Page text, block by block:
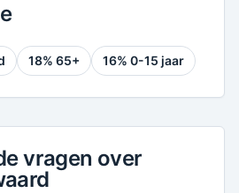
18% 65+ 16% 0-15 jaar
vragen over